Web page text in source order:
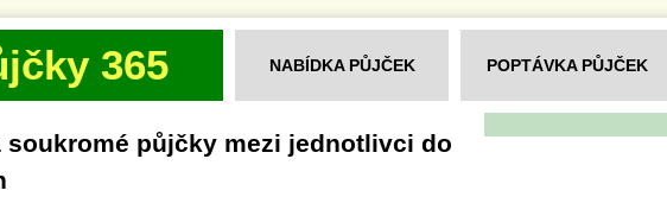
365 NABÍDKA PŮJČEK POPTÁVKA PŮJČEK
soukromé půjčky mezi jednotlivci do